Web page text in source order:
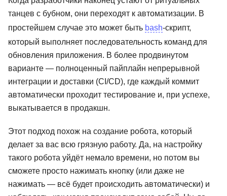
танцев с бубном, они переходят к автоматизации. В
простейшем случае это может быть bash-скрипт,
который выполняет последовательность команд для
обновления приложения. В более продвинутом
варианте — полноценный пайплайн непрерывной
интеграции и доставки (CI/CD), где каждый коммит
автоматически проходит тестирование и, при успехе,
выкатывается в продакшн.
Этот подход похож на создание робота, который
делает за вас всю грязную работу. Да, на настройку
такого робота уйдёт немало времени, но потом вы
сможете просто нажимать кнопку (или даже не
нажимать — всё будет происходить автоматически) и